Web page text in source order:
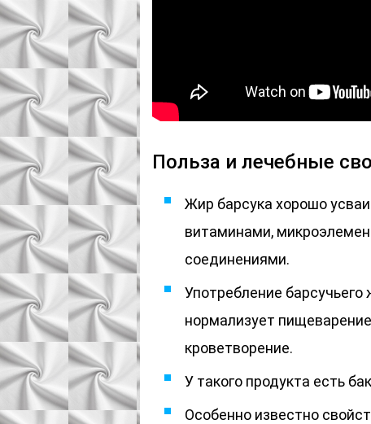
Польза и лечебные
Жир барсука хорошо
витаминами,
соединениями.
Употребление
нормализует
кроветворение.
У такого продукта есть
Особенно известно